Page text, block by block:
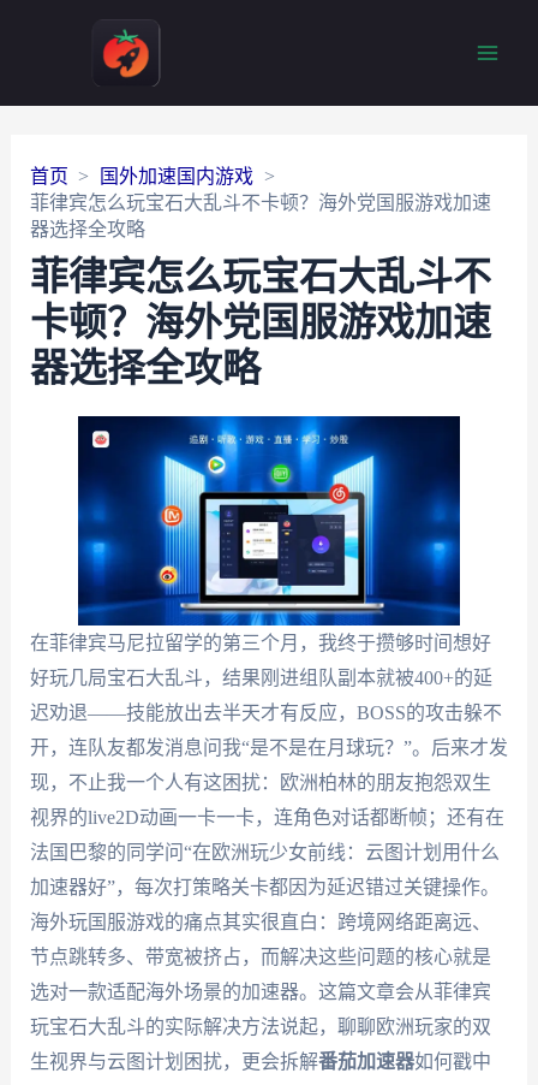
首页
国外加速国内游戏
菲律宾怎么玩宝石大乱斗不卡顿？海外党国服游戏加速
器选择全攻略
菲律宾怎么玩宝石大乱斗不
卡顿？海外党国服游戏加速
器选择全攻略
在菲律宾马尼拉留学的第三个月，我终于攒够时间想好
好玩几局宝石大乱斗，结果刚进组队副本就被400+的延
迟劝退——技能放出去半天才有反应，BOSS的攻击躲不
开，连队友都发消息问我“是不是在月球玩？”。后来才发
现，不止我一个人有这困扰：欧洲柏林的朋友抱怨双生
视界的live2D动画一卡一卡，连角色对话都断帧；还有在
法国巴黎的同学问“在欧洲玩少女前线：云图计划用什么
加速器好”，每次打策略关卡都因为延迟错过关键操作。
海外玩国服游戏的痛点其实很直白：跨境网络距离远、
节点跳转多、带宽被挤占，而解决这些问题的核心就是
选对一款适配海外场景的加速器。这篇文章会从菲律宾
玩宝石大乱斗的实际解决方法说起，聊聊欧洲玩家的双
生视界与云图计划困扰，更会拆解番茄加速器如何戳中